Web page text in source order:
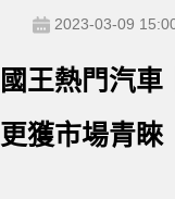
2023-03-09
國王熱門汽
更獲市場青睞